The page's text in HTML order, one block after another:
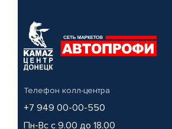
Телефон колл-центра
+7 949 00-00-550
Пн-Вс с 9.00 до 18.00